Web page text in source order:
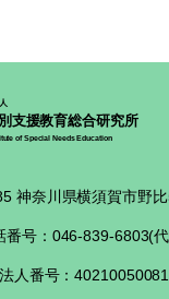
支援教育総合研究所
of Special Needs Education
神奈川県横須賀市野
番号：046-839-6803(
法人番号：